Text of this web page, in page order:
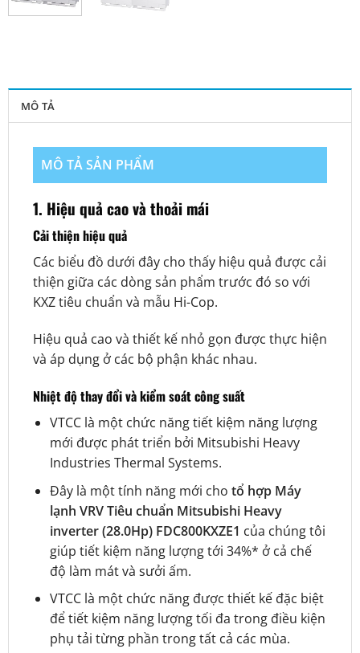
MÔ TẢ
MÔ TẢ SẢN PHẨM
1. Hiệu quả cao và thoải mái
Cải thiện hiệu quả
Các biểu đồ dưới đây cho thấy hiệu quả được cải
thiện giữa các dòng sản phẩm trước đó so với
KXZ tiêu chuẩn và mẫu Hi-Cop.
Hiệu quả cao và thiết kế nhỏ gọn được thực hiện
và áp dụng ở các bộ phận khác nhau.
Nhiệt độ thay đổi và kiểm soát công suất
VTCC là một chức năng tiết kiệm năng lượng
mới được phát triển bởi Mitsubishi Heavy
Industries Thermal Systems.
Đây là một tính năng mới cho tổ hợp Máy
lạnh VRV Tiêu chuẩn Mitsubishi Heavy
inverter (28.0Hp) FDC800KXZE1 của chúng tôi
giúp tiết kiệm năng lượng tới 34%* ở cả chế
độ làm mát và sưởi ấm.
VTCC là một chức năng được thiết kế đặc biệt
để tiết kiệm năng lượng tối đa trong điều kiện
phụ tải từng phần trong tất cả các mùa.